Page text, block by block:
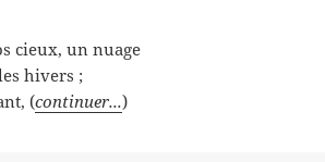
cieux, un nuage
hivers ;
(continuer...)